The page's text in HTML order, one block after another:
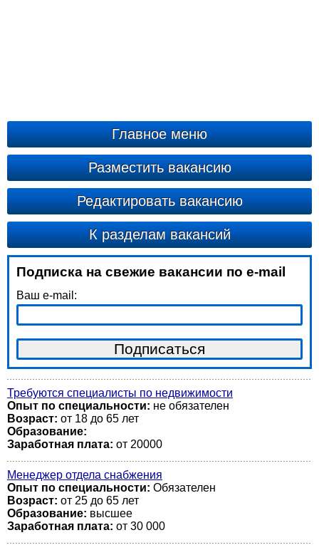
Главное меню
Разместить вакансию
Редактировать вакансию
К разделам вакансий
Подписка на свежие вакансии по e-mail
Ваш e-mail:
Требуются специалисты по недвижимости
Опыт по специальности: не обязателен
Возраст: от 18 до 65 лет
Образование:
Заработная плата: от 20000
Менеджер отдела снабжения
Опыт по специальности: Обязателен
Возраст: от 25 до 65 лет
Образование: высшее
Заработная плата: от 30 000